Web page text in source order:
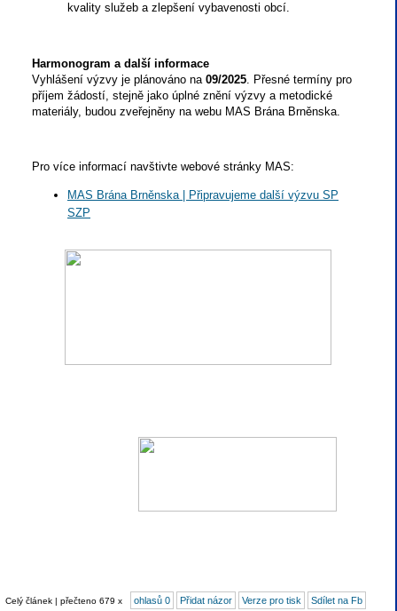
kvality služeb a zlepšení vybavenosti obcí.
Harmonogram a další informace
Vyhlášení výzvy je plánováno na 09/2025. Přesné termíny pro
příjem žádostí, stejně jako úplné znění výzvy a metodické
materiály, budou zveřejněny na webu MAS Brána Brněnska.
Pro více informací navštivte webové stránky MAS:
MAS Brána Brněnska | Připravujeme další výzvu SP
SZP
Celý článek | přečteno 679 x ohlasů 0 Přidat názor Verze pro tisk Sdílet na Fb